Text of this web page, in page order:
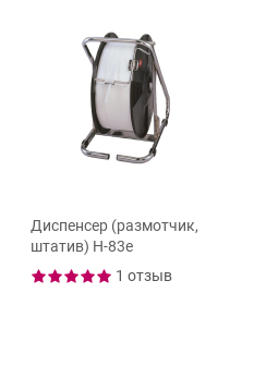
Диспенсер (размотчик,
штатив) Н-83е
1 отзыв